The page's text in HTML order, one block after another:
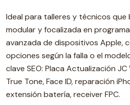
Ideal para talleres y técnicos que
modular y focalizada en
avanzada de dispositivos Apple,
opciones según la falla o el
clave SEO: Placa Actualización JC
True Tone, Face ID, reparación
extensión batería, receiver FPC.